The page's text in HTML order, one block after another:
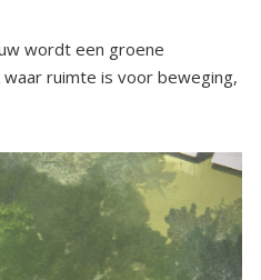
wordt een groene
ruimte is voor beweging,